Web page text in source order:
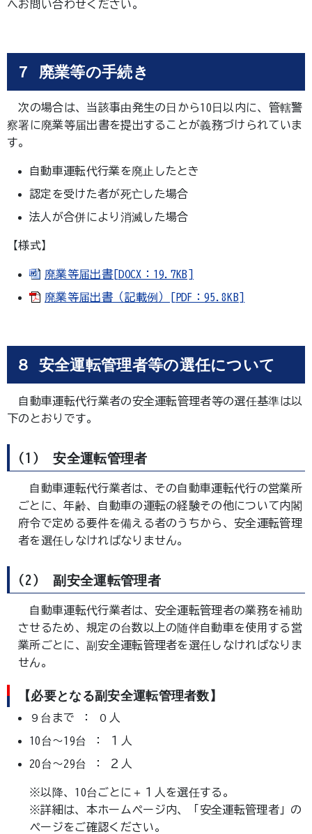
へお問い合わせください。
７ 廃業等の手続き
次の場合は、当該事由発生の日から10日以内に、管轄警
察署に廃業等届出書を提出することが義務づけられていま
す。
自動車運転代行業を廃止したとき
認定を受けた者が死亡した場合
法人が合併により消滅した場合
【様式】
廃業等届出書[DOCX：19.7KB]
廃業等届出書（記載例）[PDF：95.8KB]
８ 安全運転管理者等の選任について
自動車運転代行業者の安全運転管理者等の選任基準は以
下のとおりです。
(1) 安全運転管理者
自動車運転代行業者は、その自動車運転代行の営業所
ごとに、年齢、自動車の運転の経験その他について内閣
府令で定める要件を備える者のうちから、安全運転管理
者を選任しなければなりません。
(2) 副安全運転管理者
自動車運転代行業者は、安全運転管理者の業務を補助
させるため、規定の台数以上の随伴自動車を使用する営
業所ごとに、副安全運転管理者を選任しなければなりま
せん。
【必要となる副安全運転管理者数】
９台まで ： ０人
10台～19台 ： １人
20台～29台 ： ２人
※以降、10台ごとに＋１人を選任する。
※詳細は、本ホームページ内、「安全運転管理者」の
ページをご確認ください。